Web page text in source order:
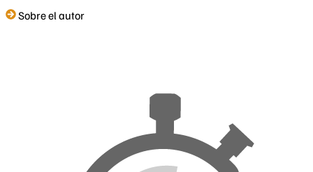
Sobre el autor